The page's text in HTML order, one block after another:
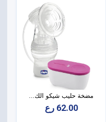
مضخة حليب شيكو الك...
62.00 رع